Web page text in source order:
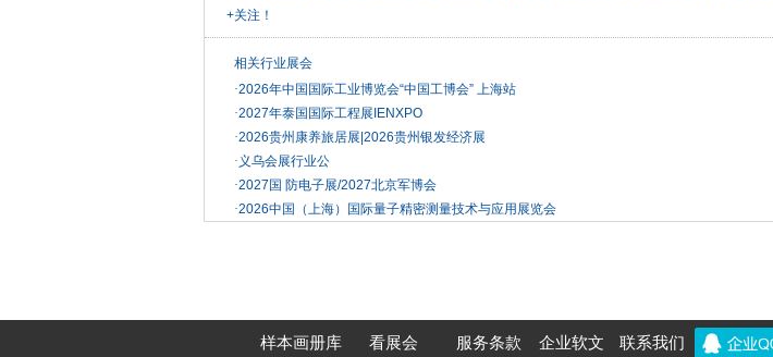
+关注！
相关行业展会
·2026年中国国际工业博览会“中国工博会” 上海站
·2027年泰国国际工程展IENXPO
·2026贵州康养旅居展|2026贵州银发经济展
· 义乌会展行业公
·2027国 防电子展/2027北京军博会
·2026中国（上海）国际量子精密测量技术与应用展览会
样本画册库 看展会 服务条款 企业软文 联系我们